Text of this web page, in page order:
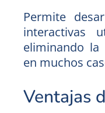
Permite
interactivas
eliminando la
en muchos
Ventajas